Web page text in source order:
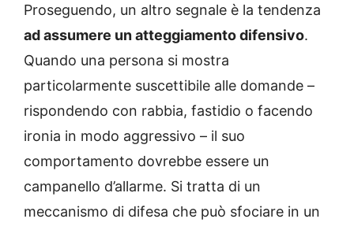
Proseguendo, un altro segnale è la tendenza
ad assumere un atteggiamento difensivo.
Quando una persona si mostra
particolarmente suscettibile alle domande –
rispondendo con rabbia, fastidio o facendo
ironia in modo aggressivo – il suo
comportamento dovrebbe essere un
campanello d’allarme. Si tratta di un
meccanismo di difesa che può sfociare in un